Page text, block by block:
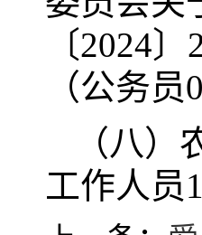
〔2024
（公务
（八
工作人员